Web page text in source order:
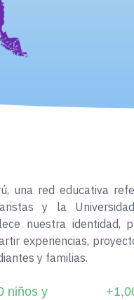
una red educativa
y la
nuestra identidad,
experiencias,
y familias.
niños y